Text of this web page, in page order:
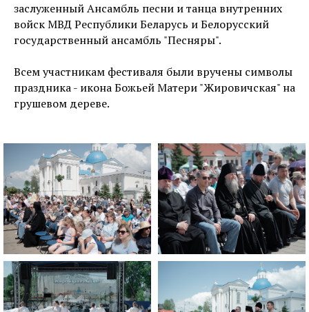
заслуженный Ансамбль песни и танца внутренних
войск МВД Республики Беларусь и Белорусский
государственный ансамбль "Песняры".
Всем участникам фестиваля были вручены символы
праздника - икона Божьей Матери "Жировичская" на
грушевом дереве.